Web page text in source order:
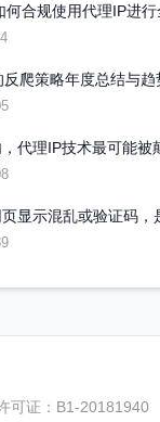
何合规使用代理IP进
爬策略年度总结与趋
可证：B1-20181940